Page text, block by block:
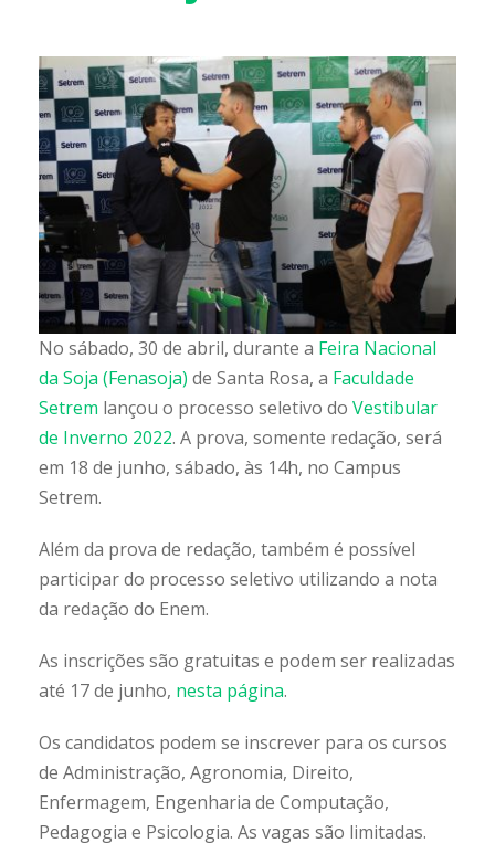
No sábado, 30 de abril, durante a Feira Nacional
da Soja (Fenasoja) de Santa Rosa, a Faculdade
Setrem lançou o processo seletivo do Vestibular
de Inverno 2022. A prova, somente redação, será
em 18 de junho, sábado, às 14h, no Campus
Setrem.
Além da prova de redação, também é possível
participar do processo seletivo utilizando a nota
da redação do Enem.
As inscrições são gratuitas e podem ser realizadas
até 17 de junho, nesta página.
Os candidatos podem se inscrever para os cursos
de Administração, Agronomia, Direito,
Enfermagem, Engenharia de Computação,
Pedagogia e Psicologia. As vagas são limitadas.